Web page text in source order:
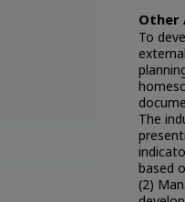
Other
To
The
based
(2)